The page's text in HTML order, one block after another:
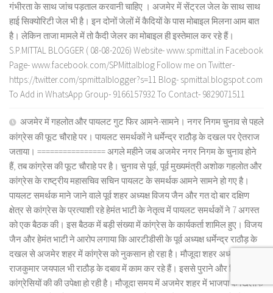
गंभीरता के साथ जांच पड़ताल करवानी चाहिए । अजमेर में सेंट्रल जेल के साथ साथ
हाई सिक्योरिटी जेल भी है। इन दोनों जेलों में कैदियों के पास मोबाइल मिलना आम बात
है। लेकिन ताजा मामले में तो कैदी जेलर का मोबाइल ही इस्तेमाल कर रहे हैं।
S.P.MITTAL BLOGGER ( 08-08-2026) Website- www.spmittal.in Facebook
Page- www.facebook.com/SPMittalblog Follow me on Twitter-
https://twitter.com/spmittalblogger?s=11 Blog- spmittal.blogspot.com
To Add in WhatsApp Group- 9166157932 To Contact- 9829071511
अजमेर में गहलोत और पायलट गुट फिर आमने-सामने। नगर निगम चुनाव से पहले
कांग्रेस की फूट चौराहे पर। पायलट समर्थकों ने धर्मेन्द्र राठौड़ के दखल पर ऐतराज
जताया। ================ अगले महीने जब अजमेर नगर निगम के चुनाव होने
हैं, तब कांग्रेस की फूट चौराहे पर है। चुनाव से पूर्व, पूर्व मुख्यमंत्री अशोक गहलोत और
कांग्रेस के राष्ट्रीय महासचिव सचिन पायलट के समर्थक आमने सामने हो गए है।
पायलट समर्थक माने जाने वाले पूर्व शहर अध्यक्ष विजय जैन और गत दो बार दक्षिण
क्षेत्र से कांग्रेस के प्रत्याशी रहे हेमंत भाटी के नेतृत्व में पायलट समर्थकों ने 7 अगस्त
को एक बैठक की। इस बैठक में बड़ी संख्या में कांग्रेस के कार्यकर्ता शामिल हुए। विजय
जैन और हेमंत भाटी ने आरोप लगाया कि आरटीडीसी के पूर्व अध्यक्ष धर्मेन्द्र राठौड़ के
दखल से अजमेर शहर में कांग्रेस को नुकसान हो रहा है। मौजूदा शहर अध्यक्ष डॉ.
राजकुमार जयपाल भी राठौड़ के दबाव में काम कर रहे हैं। इससे पुराने और निष्ठावान
कांग्रेसियों की की उपेक्षा हो रही है। मौजूदा समय में अजमेर शहर में भाजपा के खिलाफ